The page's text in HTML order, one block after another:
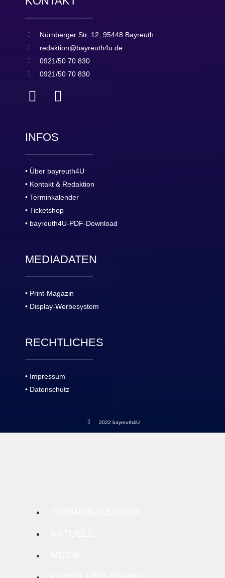
Nürnberger Str. 12, 95448 Bayreuth
redaktion@bayreuth4u.de
0921/50 70 830
0921/50 70 830
INFOS
• Über bayreuth4U
• Kontakt & Redaktion
• Terminkalender
• Ticketshop
• bayreuth4U-PDF-Download
MEDIADATEN
• Print-Magazin
• Display-Werbesystem
RECHTLICHES
• Impressum
• Datenschutz
2022 bayreuth4U